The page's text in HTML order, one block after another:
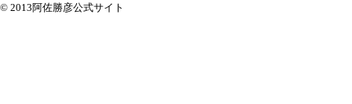
© 2013阿佐勝彦公式サイト